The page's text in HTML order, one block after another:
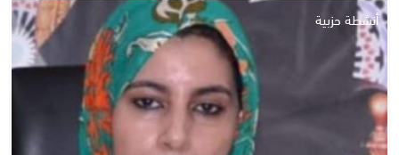
أنشطة حزبية